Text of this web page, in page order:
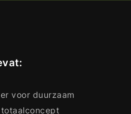
voor duurzaam